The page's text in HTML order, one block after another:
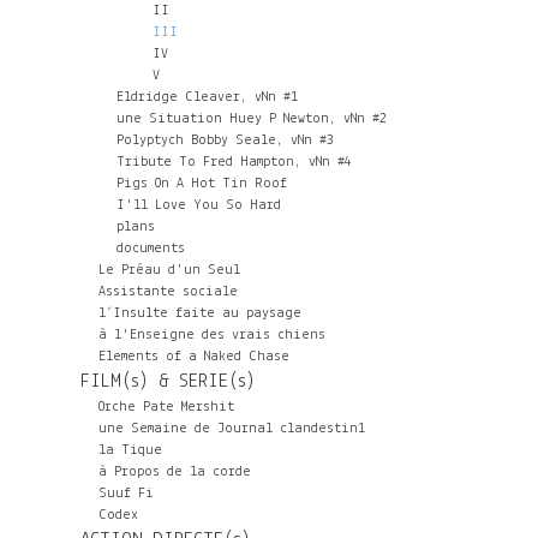
II
III
IV
V
Eldridge Cleaver, vNn #1
une Situation Huey P Newton, vNn #2
Polyptych Bobby Seale, vNn #3
Tribute To Fred Hampton, vNn #4
Pigs On A Hot Tin Roof
I'll Love You So Hard
plans
documents
Le Préau d'un Seul
Assistante sociale
l’Insulte faite au paysage
à l'Enseigne des vrais chiens
Elements of a Naked Chase
FILM(s) & SERIE(s)
Orche Pate Mershit
une Semaine de Journal clandestin1
la Tique
à Propos de la corde
Suuf Fi
Codex